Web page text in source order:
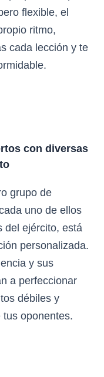
flexible, el
ritmo,
cada lección y te
con diversas
grupo de
uno de ellos
del ejército, está
personalizada.
y sus
a perfeccionar
débiles y
oponentes.